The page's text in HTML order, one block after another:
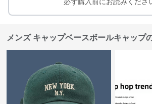
メンズ キャップベースボールキャップ